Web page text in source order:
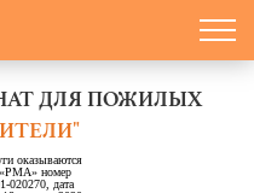
ДЛЯ ПОЖИЛЫХ
оказываются
номер
020270, дата